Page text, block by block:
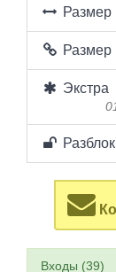
Размер
Размер
Экстра
Входы (39)